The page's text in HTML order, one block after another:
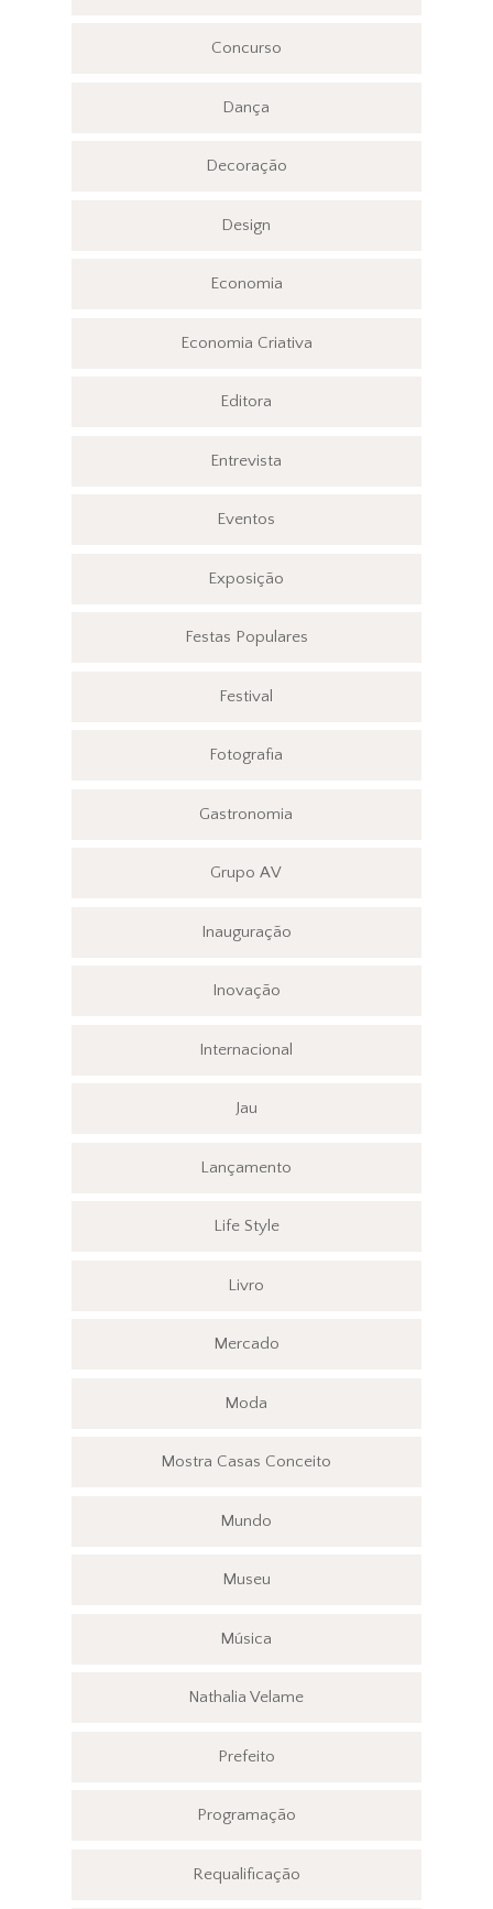
Concurso
Dança
Decoração
Design
Economia
Economia Criativa
Editora
Entrevista
Eventos
Exposição
Festas Populares
Festival
Fotografia
Gastronomia
Grupo AV
Inauguração
Inovação
Internacional
Jau
Lançamento
Life Style
Livro
Mercado
Moda
Mostra Casas Conceito
Mundo
Museu
Música
Nathalia Velame
Prefeito
Programação
Requalificação